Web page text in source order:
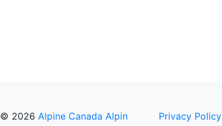
© 2026 Alpine Canada Alpin Privacy Policy